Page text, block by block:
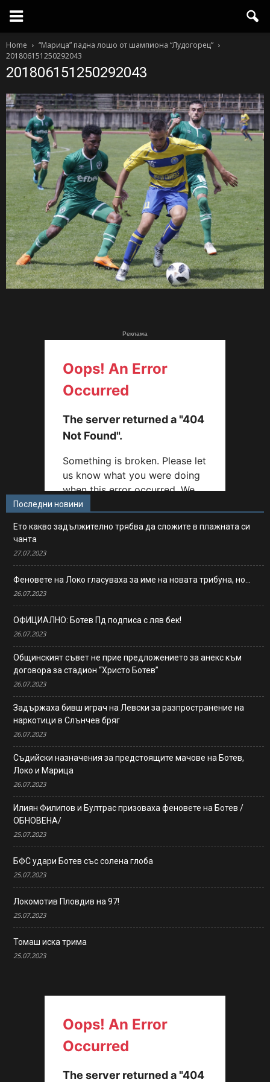
Home
“Марица” падна лошо от шампиона “Лудогорец”
201806151250292043
201806151250292043
Реклама
Последни новини
Ето какво задължително трябва да сложите в плажната си
чанта
27.07.2023
Феновете на Локо гласуваха за име на новата трибуна, но…
26.07.2023
ОФИЦИАЛНО: Ботев Пд подписа с ляв бек!
26.07.2023
Общинският съвет не прие предложението за анекс към
договора за стадион “Христо Ботев”
26.07.2023
Задържаха бивш играч на Левски за разпространение на
наркотици в Слънчев бряг
26.07.2023
Съдийски назначения за предстоящите мачове на Ботев,
Локо и Марица
26.07.2023
Илиян Филипов и Бултрас призоваха феновете на Ботев /
ОБНОВЕНА/
25.07.2023
БФС удари Ботев със солена глоба
25.07.2023
Локомотив Пловдив на 97!
25.07.2023
Томаш иска трима
25.07.2023